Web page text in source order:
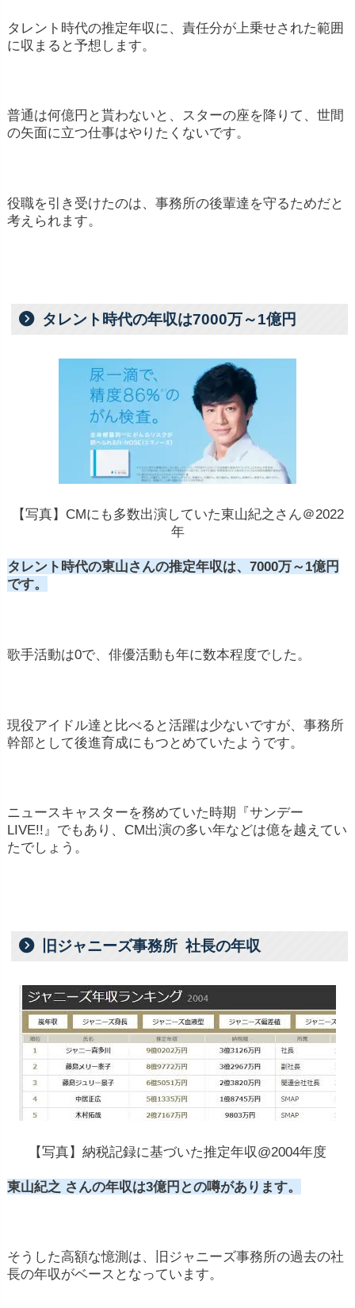
タレント時代の推定年収に、責任分が上乗せされた範囲
に収まると予想します。
普通は何億円と貰わないと、スターの座を降りて、世間
の矢面に立つ仕事はやりたくないです。
役職を引き受けたのは、事務所の後輩達を守るためだと
考えられます。
タレント時代の年収は7000万～1億円
【写真】CMにも多数出演していた東山紀之さん＠2022
年
タレント時代の東山さんの推定年収は、7000万～1億円
です。
歌手活動は0で、俳優活動も年に数本程度でした。
現役アイドル達と比べると活躍は少ないですが、事務所
幹部として後進育成にもつとめていたようです。
ニュースキャスターを務めていた時期『サンデー
LIVE!!』でもあり、CM出演の多い年などは億を越えてい
たでしょう。
旧ジャニーズ事務所 社長の年収
【写真】納税記録に基づいた推定年収@2004年度
東山紀之 さんの年収は3億円との噂があります。
そうした高額な憶測は、旧ジャニーズ事務所の過去の社
長の年収がベースとなっています。